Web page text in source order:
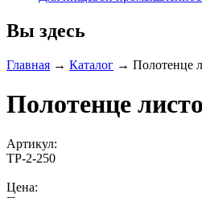
Вы здесь
Главная → Каталог → Полотенце
Полотенце
Артикул:
ТР-2-250
Цена: